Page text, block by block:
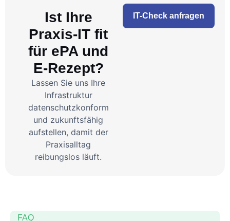
Ist Ihre
Praxis-IT fit
für ePA und
E-Rezept?
Lassen Sie uns Ihre
Infrastruktur
datenschutzkonform
und zukunftsfähig
aufstellen, damit der
Praxisalltag
reibungslos läuft.
IT-Check anfragen
FAQ